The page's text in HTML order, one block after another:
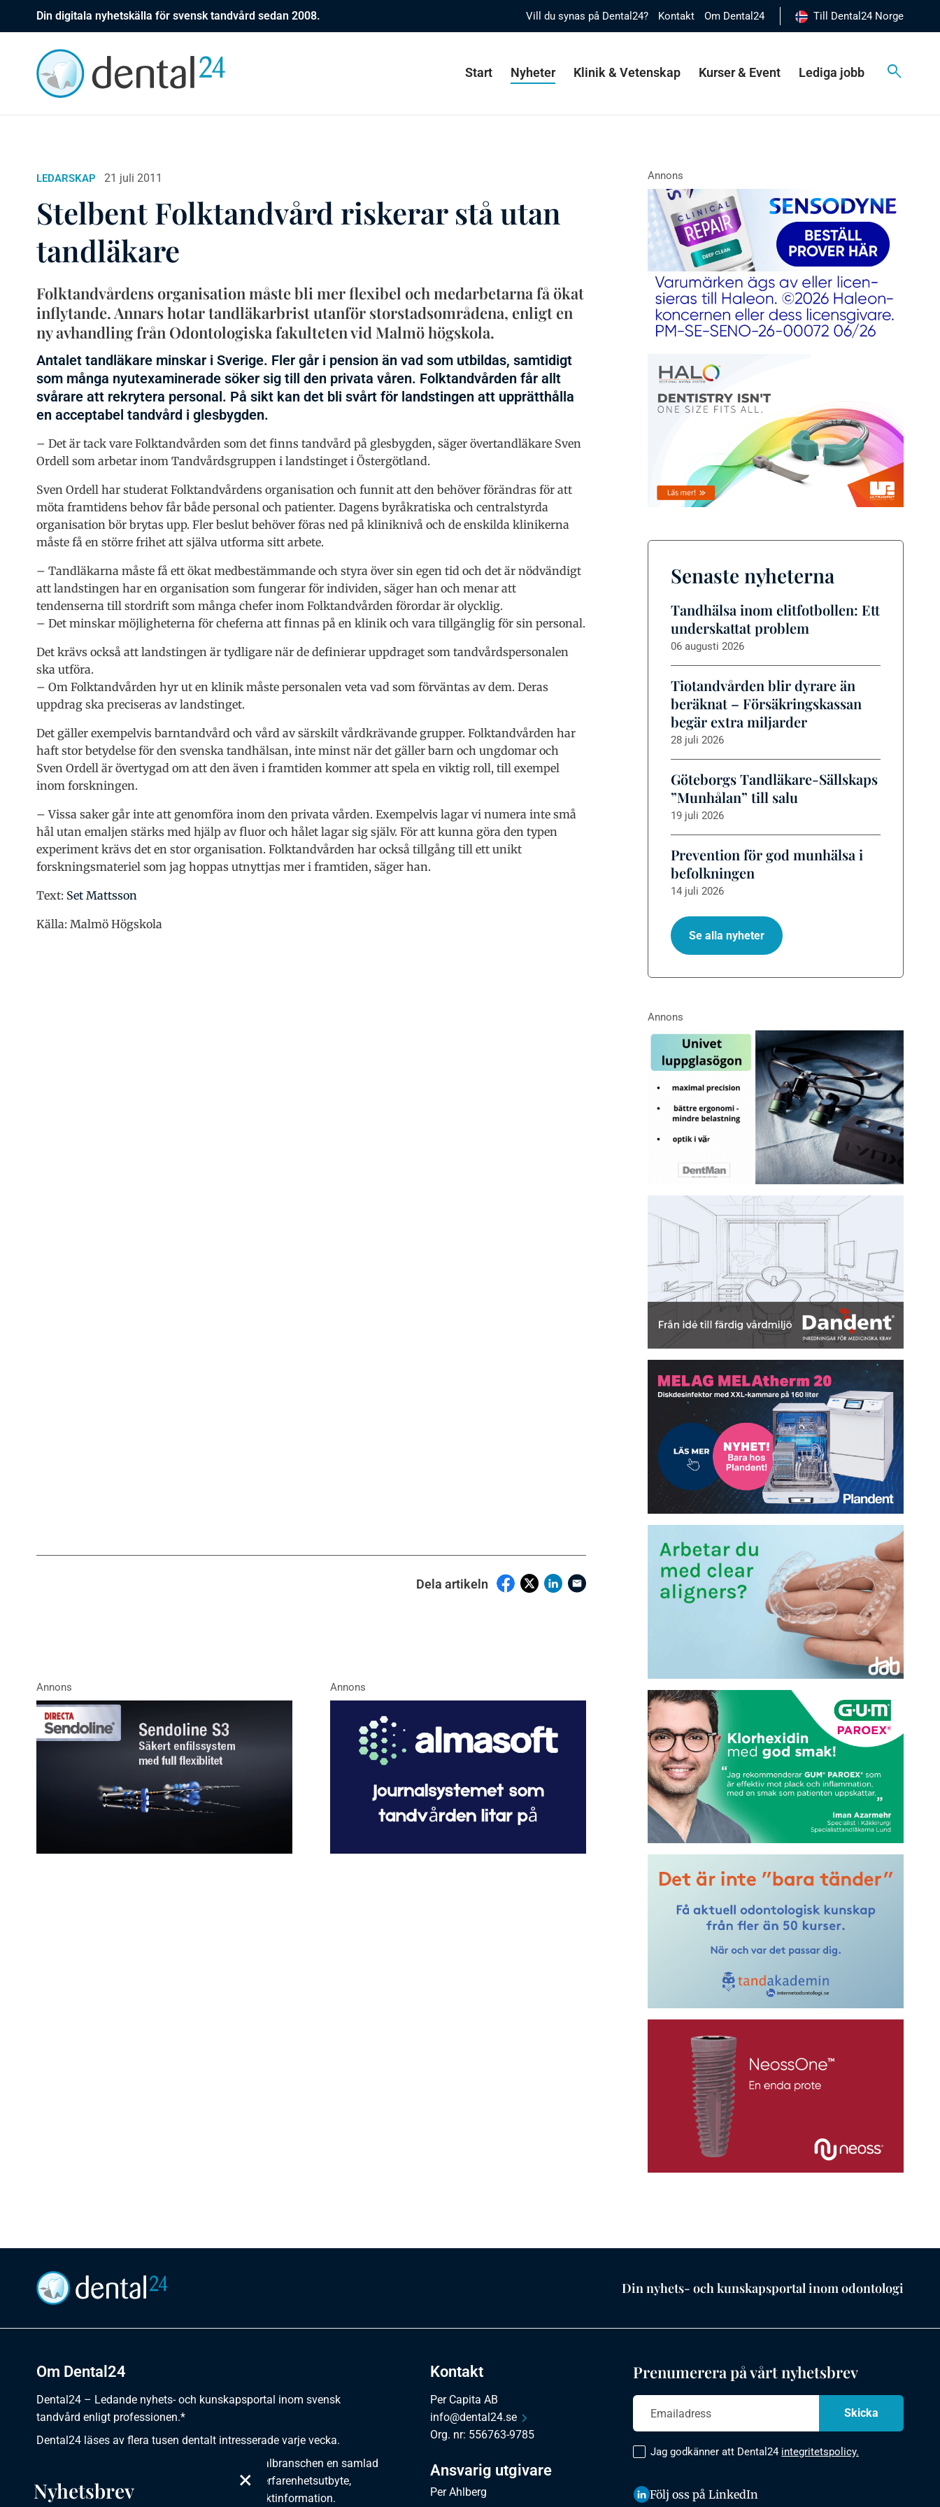
Din digitala nyhetskälla för svensk tandvård sedan 2008. Vill du synas på Dental24? Kontakt Om Dental24 Till Dental24 Norge
Start Nyheter Klinik & Vetenskap Kurser & Event Lediga jobb
LEDARSKAP 21 juli 2011
Stelbent Folktandvård riskerar stå utan
tandläkare
Folktandvårdens organisation måste bli mer flexibel och medarbetarna få ökat
inflytande. Annars hotar tandläkarbrist utanför storstadsområdena, enligt en
ny avhandling från Odontologiska fakulteten vid Malmö högskola.
Antalet tandläkare minskar i Sverige. Fler går i pension än vad som utbildas, samtidigt
som många nyutexaminerade söker sig till den privata våren. Folktandvården får allt
svårare att rekrytera personal. På sikt kan det bli svårt för landstingen att upprätthålla
en acceptabel tandvård i glesbygden.
– Det är tack vare Folktandvården som det finns tandvård på glesbygden, säger övertandläkare Sven
Ordell som arbetar inom Tandvårdsgruppen i landstinget i Östergötland.
Sven Ordell har studerat Folktandvårdens organisation och funnit att den behöver förändras för att
möta framtidens behov får både personal och patienter. Dagens byråkratiska och centralstyrda
organisation bör brytas upp. Fler beslut behöver föras ned på kliniknivå och de enskilda klinikerna
måste få en större frihet att själva utforma sitt arbete.
– Tandläkarna måste få ett ökat medbestämmande och styra över sin egen tid och det är nödvändigt
att landstingen har en organisation som fungerar för individen, säger han och menar att
tendenserna till stordrift som många chefer inom Folktandvården förordar är olycklig.
– Det minskar möjligheterna för cheferna att finnas på en klinik och vara tillgänglig för sin personal.
Det krävs också att landstingen är tydligare när de definierar uppdraget som tandvårdspersonalen
ska utföra.
– Om Folktandvården hyr ut en klinik måste personalen veta vad som förväntas av dem. Deras
uppdrag ska preciseras av landstinget.
Det gäller exempelvis barntandvård och vård av särskilt vårdkrävande grupper. Folktandvården har
haft stor betydelse för den svenska tandhälsan, inte minst när det gäller barn och ungdomar och
Sven Ordell är övertygad om att den även i framtiden kommer att spela en viktig roll, till exempel
inom forskningen.
– Vissa saker går inte att genomföra inom den privata vården. Exempelvis lagar vi numera inte små
hål utan emaljen stärks med hjälp av fluor och hålet lagar sig själv. För att kunna göra den typen
experiment krävs det en stor organisation. Folktandvården har också tillgång till ett unikt
forskningsmateriel som jag hoppas utnyttjas mer i framtiden, säger han.
Text: Set Mattsson
Källa: Malmö Högskola
Dela artikeln
Senaste nyheterna
Tandhälsa inom elitfotbollen: Ett
underskattat problem
06 augusti 2026
Tiotandvården blir dyrare än
beräknat – Försäkringskassan
begär extra miljarder
28 juli 2026
Göteborgs Tandläkare-Sällskaps
”Munhålan” till salu
19 juli 2026
Prevention för god munhälsa i
befolkningen
14 juli 2026
Se alla nyheter
Din nyhets- och kunskapsportal inom odontologi
Om Dental24
Dental24 – Ledande nyhets- och kunskapsportal inom svensk
tandvård enligt professionen.*
Dental24 läses av flera tusen dentalt intresserade varje vecka.
Dental24 erbjuder yrkesverksamma inom dentalbranschen en samlad
plats för nyheter, kunskap, aktuella händelser, erfarenhetsutbyte,
utbildningar, artiklar, dokumentation och produktinformation.
Kontakt
Per Capita AB
info@dental24.se
Org. nr: 556763-9785
Ansvarig utgivare
Per Ahlberg
Prenumerera på vårt nyhetsbrev
Jag godkänner att Dental24 integritetspolicy.
Följ oss på LinkedIn
×
Nyhetsbrev